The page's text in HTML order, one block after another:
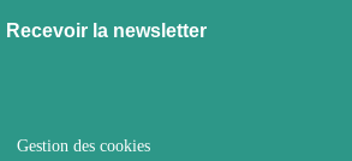
Facebook
TwitterInstagram
Youtube
Recevoir la newsletter
Gestion des cookies